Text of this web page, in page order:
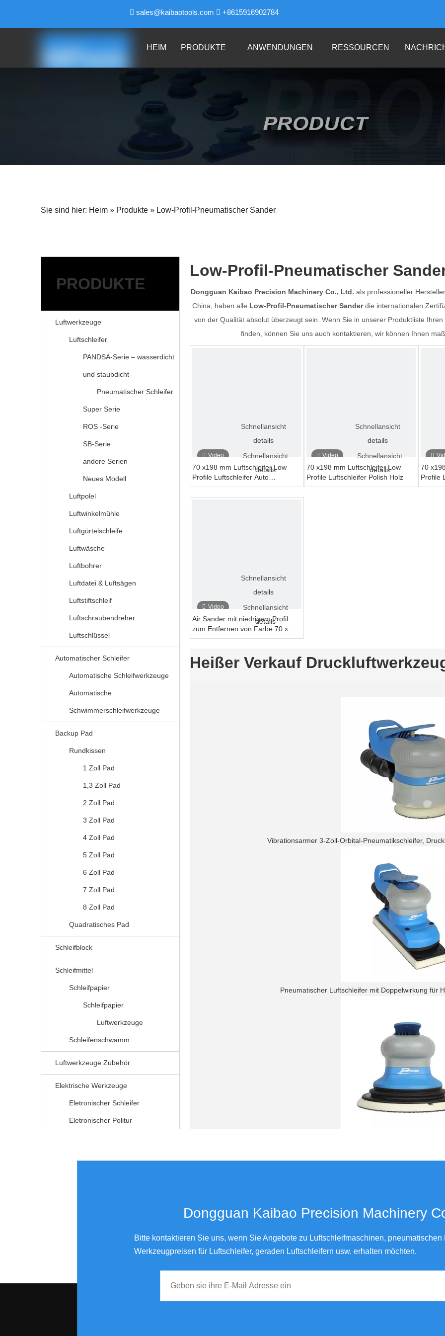
 sales@kaibaotools.com  +8615916902784
HEIM PRODUKTE ANWENDUNGEN RESSOURCEN
Sie sind hier: Heim » Produkte » Low-Profil-Pneumatischer Sander
PRODUKTE
Luftwerkzeuge
Luftschleifer
PANDSA-Serie – wasserdicht
und staubdicht
Pneumatischer Schleifer
Super Serie
ROS -Serie
SB-Serie
andere Serien
Neues Modell
Luftpolel
Luftwinkelmühle
Luftgürtelschleife
Luftwäsche
Luftbohrer
Luftdatei & Luftsägen
Luftstiftschleif
Luftschraubendreher
Luftschlüssel
Automatischer Schleifer
Automatische Schleifwerkzeuge
Automatische
Schwimmerschleifwerkzeuge
Backup Pad
Rundkissen
1 Zoll Pad
1,3 Zoll Pad
2 Zoll Pad
3 Zoll Pad
4 Zoll Pad
5 Zoll Pad
6 Zoll Pad
7 Zoll Pad
8 Zoll Pad
Quadratisches Pad
Schleifblock
Schleifmittel
Schleifpapier
Schleifpapier
Luftwerkzeuge
Schleifenschwamm
Luftwerkzeuge Zubehör
Elektrische Werkzeuge
Eletronischer Schleifer
Eletronischer Politur
Low-Profil-Pneumatischer
Dongguan Kaibao Precision Machinery Co., Ltd. als professioneller
China, haben alle Low-Profil-Pneumatischer Sanderdie internationalen
von der Qualität absolut überzeugt sein. Wenn Sie in unserer Produktliste
finden, können Sie uns auch kontaktieren, wir können Ihnen
Video
Schnellansicht
details
Schnellansicht
details
70 x198 mm Luftschleifer Low
Profile Luftschleifer Auto
Schönheit
Video
Schnellansicht
details
Schnellansicht
details
70 x198 mm Luftschleifer Low
Profile Luftschleifer Polish Holz
70
Profile
Farbe
Video
Schnellansicht
details
Schnellansicht
details
Air Sander mit niedrigem Profil
zum Entfernen von Farbe 70 x
198 mm
Heißer Verkauf
Vibrationsarmer 3-Zoll-Orbital-Pneumatikschleifer,
Pneumatischer Luftschleifer mit Doppelwirkung für
Dongguan Kaibao Precision Machinery
Bitte kontaktieren Sie uns, wenn Sie Angebote zu Luftschleifmaschinen, pneumatischen
Werkzeugpreisen für Luftschleifer, geraden Luftschleifern usw. erhalten möchten.